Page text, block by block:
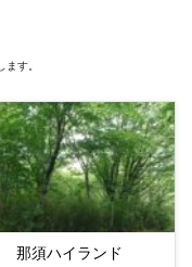
す。
那須ハイランド